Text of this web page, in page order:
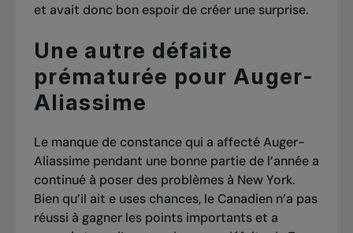
et avait donc bon espoir de créer une surprise.
Une autre défaite
prématurée pour Auger-
Aliassime
Le manque de constance qui a affecté Auger-
Aliassime pendant une bonne partie de l’année a
continué à poser des problèmes à New York.
Bien qu’il ait e uses chances, le Canadien n’a pas
réussi à gagner les points importants et a